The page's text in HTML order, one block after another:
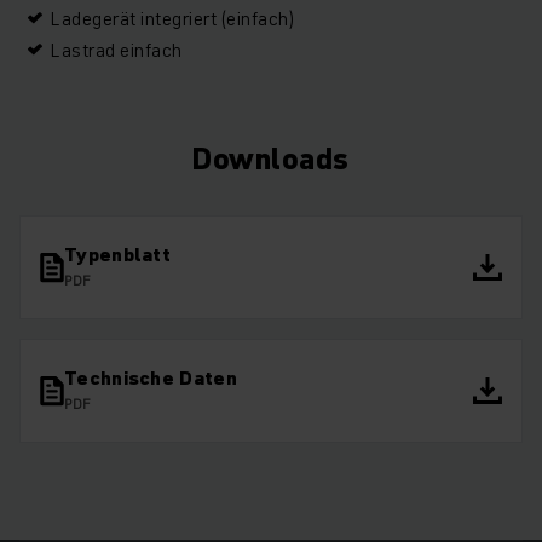
Ladegerät integriert (einfach)
Lastrad einfach
Downloads
Typenblatt
PDF
Technische Daten
PDF